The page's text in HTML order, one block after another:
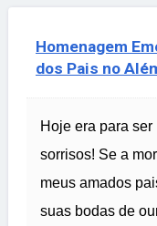
Homenagem
dos Pais no
Hoje era para
sorrisos! Se a
meus amados
suas bodas de